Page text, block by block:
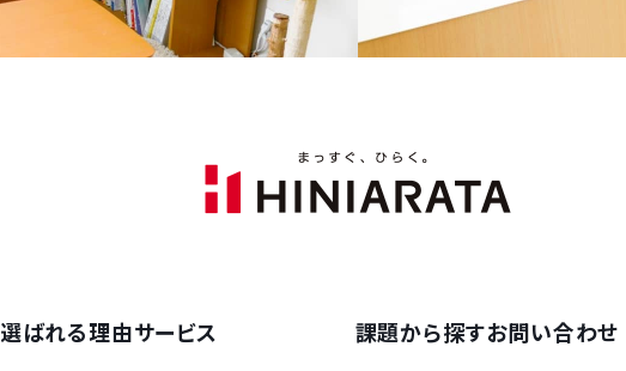
選ばれる理由サービス 課題から探すお問い合わせ